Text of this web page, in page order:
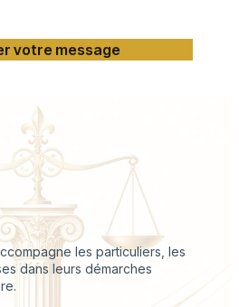
les particuliers, les
dans leurs démarches